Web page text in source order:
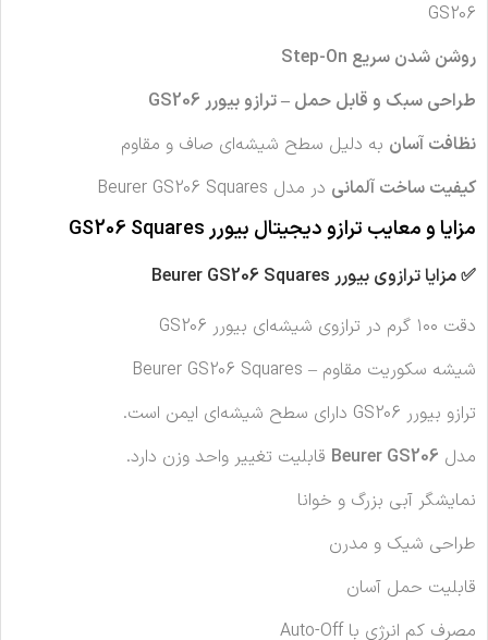
GS206
روشن شدن سریع Step-On
طراحی سبک و قابل حمل – ترازو بیورر GS206
نظافت آسان به دلیل سطح شیشه‌ای صاف و مقاوم
کیفیت ساخت آلمانی در مدل Beurer GS206 Squares
مزایا و معایب ترازو دیجیتال بیورر GS206 Squares
✅ مزایا ترازوی بیورر Beurer GS206 Squares
دقت ۱۰۰ گرم در ترازوی شیشه‌ای بیورر GS206
شیشه سکوریت مقاوم – Beurer GS206 Squares
ترازو بیورر GS206 دارای سطح شیشه‌ای ایمن است.
مدل Beurer GS206 قابلیت تغییر واحد وزن دارد.
نمایشگر آبی بزرگ و خوانا
طراحی شیک و مدرن
قابلیت حمل آسان
مصرف کم انرژی با Auto-Off